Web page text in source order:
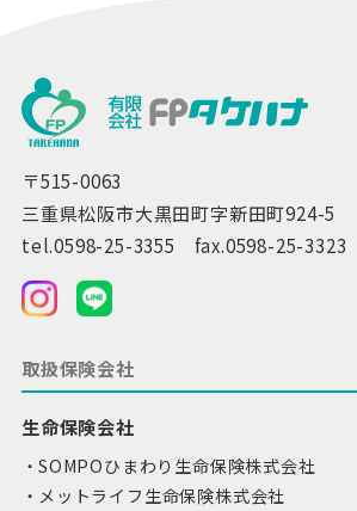
〒515-0063
三重県松阪市大黒田町字新田町924-5
tel.0598-25-3355 fax.0598-25-3323
取扱保険会社
生命保険会社
SOMPOひまわり生命保険株式会社
メットライフ生命保険株式会社